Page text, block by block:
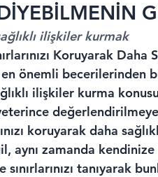
ilişkiler kurmak
Koruyarak Daha
önemli becerilerinden
ilişkiler kurma
koruyarak daha
aynı zamanda
tanıyarak